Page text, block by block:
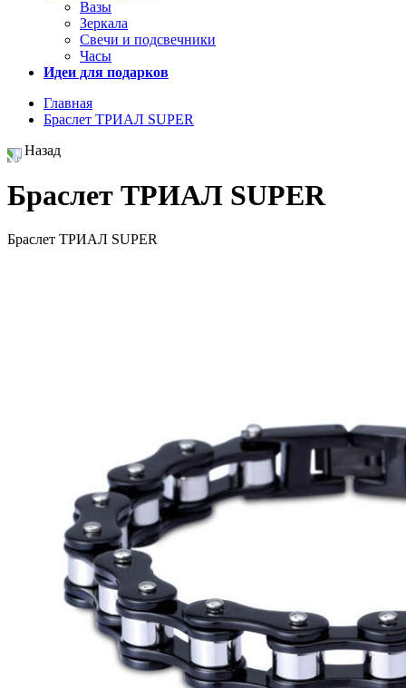
Вазы
Зеркала
Свечи и подсвечники
Часы
Идеи для подарков
Главная
Браслет ТРИАЛ SUPER
Назад
Браслет ТРИАЛ SUPER
Браслет ТРИАЛ SUPER